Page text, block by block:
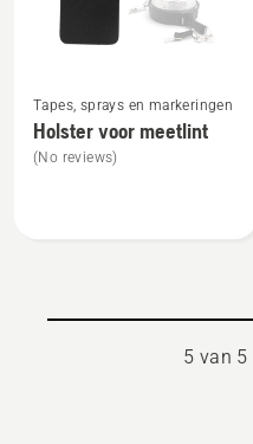
meer
details
over
Tapes, sprays en markeringen
Holster voor meetlint
(No reviews)
5 van 5